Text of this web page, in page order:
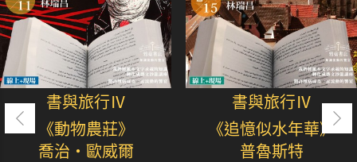
書與旅行Ⅳ
《動物農莊》
喬治・歐威爾
書與旅行Ⅳ
《追憶似水年華》
普魯斯特